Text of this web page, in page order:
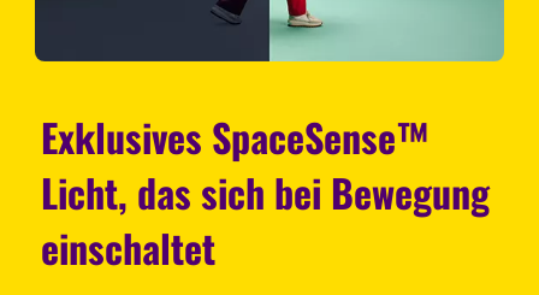
Exklusives SpaceSense™
Licht, das sich bei Bewegung
einschaltet